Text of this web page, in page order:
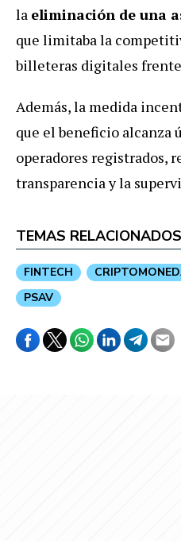
la eliminación de una
que limitaba la
billeteras digitales frente
Además, la medida
que el beneficio alcanza
operadores registrados,
transparencia y la
TEMAS RELACIONADOS
FINTECH
PSAV